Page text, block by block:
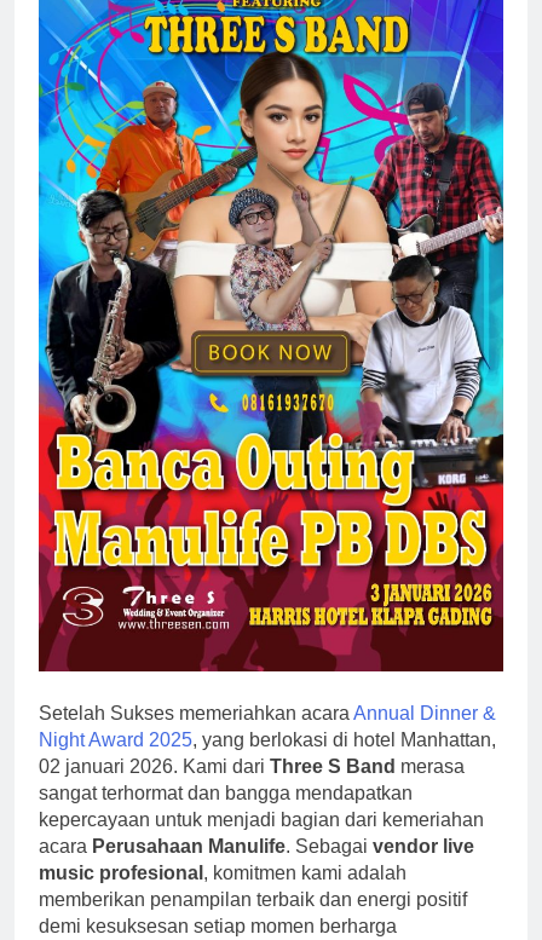
Setelah Sukses memeriahkan acara Annual Dinner &
Night Award 2025, yang berlokasi di hotel Manhattan,
02 januari 2026. Kami dari Three S Band merasa
sangat terhormat dan bangga mendapatkan
kepercayaan untuk menjadi bagian dari kemeriahan
acara Perusahaan Manulife. Sebagai vendor live
music profesional , komitmen kami adalah
memberikan penampilan terbaik dan energi positif
demi kesuksesan setiap momen berharga